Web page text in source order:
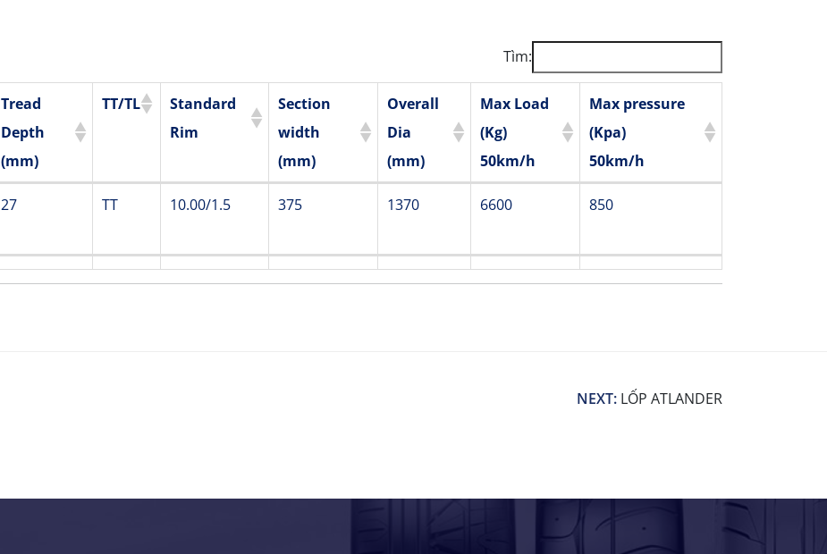
Tìm:
Tread
Depth
(mm)
TT/TL
Standard
Rim
Section
width
(mm)
Overall
Dia
(mm)
Max Load
(Kg)
50km/h
Max pressure
(Kpa)
50km/h
Tread
(mm)
TT/TL
Standard
Section
(mm)
Overall
(mm)
Max Load
50km/h
Max pressure
50km/h
27 TT 10.00/1.5 375 1370 6600 850
NEXT: LỐP ATLANDER